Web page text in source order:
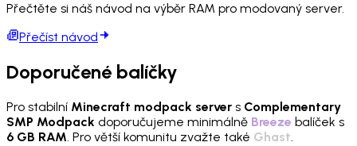
Přečtěte si náš návod na výběr RAM pro modovaný server.
Přečíst návod
Doporučené balíčky
Pro stabilní Minecraft modpack server s Complementary
SMP Modpack doporučujeme minimálně Breeze balíček s
6 GB RAM. Pro větší komunitu zvažte také Ghast.